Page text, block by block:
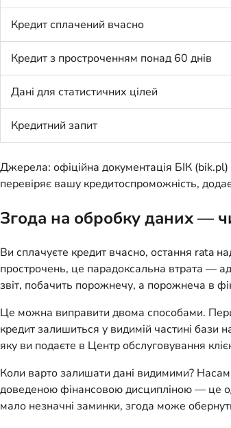
Кредит сплачений вчасно
Кредит з простроченням понад 60 днів
Дані для статистичних цілей
Кредитний запит
Джерела: офіційна документація БІК
перевіряє вашу кредитоспроможність,
Згода на обробку даних —
Ви сплачуєте кредит вчасно, остання rata
прострочень, це парадоксальна втрата —
звіт, побачить порожнечу, а порожнеча в
Це можна виправити двома способами.
кредит залишиться у видимій частині бази
яку ви подаєте в Центр обслуговування
Коли варто залишати дані видимими?
доведеною фінансовою дисципліною — це
мало незначні заминки, згода може